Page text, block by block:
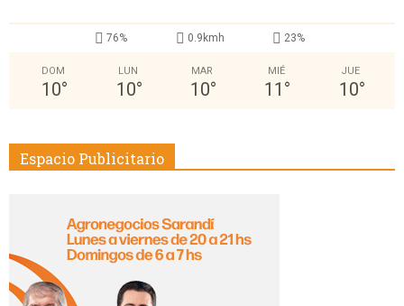
76% 0.9kmh 23%
DOM
10°
LUN
10°
MAR
10°
MIÉ
11 °
JUE
10°
Espacio Publicitario